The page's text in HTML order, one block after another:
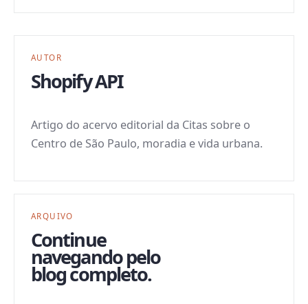
AUTOR
Shopify API
Artigo do acervo editorial da Citas sobre o
Centro de São Paulo, moradia e vida urbana.
ARQUIVO
Continue
navegando pelo
blog completo.